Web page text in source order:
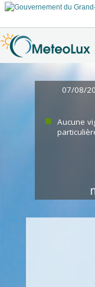
07/08/
Aucune